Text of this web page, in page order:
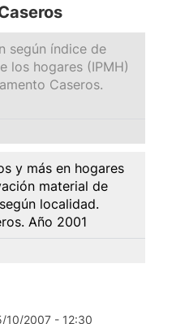
según índice de
los hogares (IPMH)
Caseros.
y más en hogares
material de
localidad.
Año 2001
10/2007 - 12:30